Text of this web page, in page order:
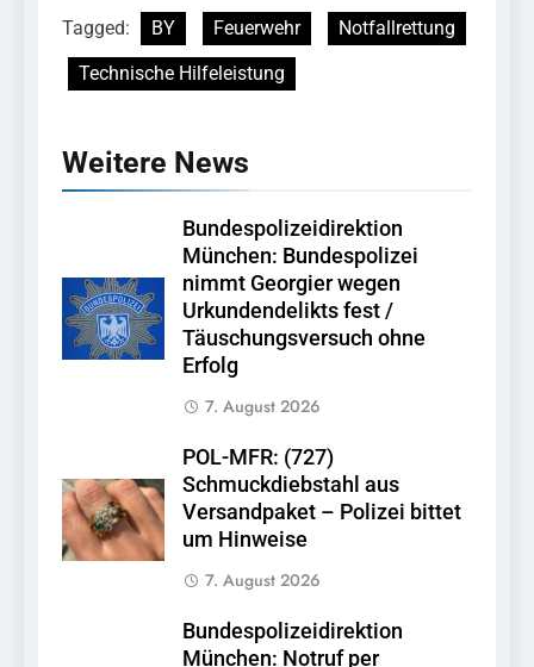
Tagged: BY Feuerwehr
Notfallrettung
Technische Hilfeleistung
Weitere News
Bundespolizeidirektion
München: Bundespolizei
nimmt Georgier wegen
Urkundendelikts fest /
Täuschungsversuch ohne
Erfolg
7. August 2026
POL-MFR: (727)
Schmuckdiebstahl aus
Versandpaket – Polizei bittet
um Hinweise
7. August 2026
Bundespolizeidirektion
München: Notruf per